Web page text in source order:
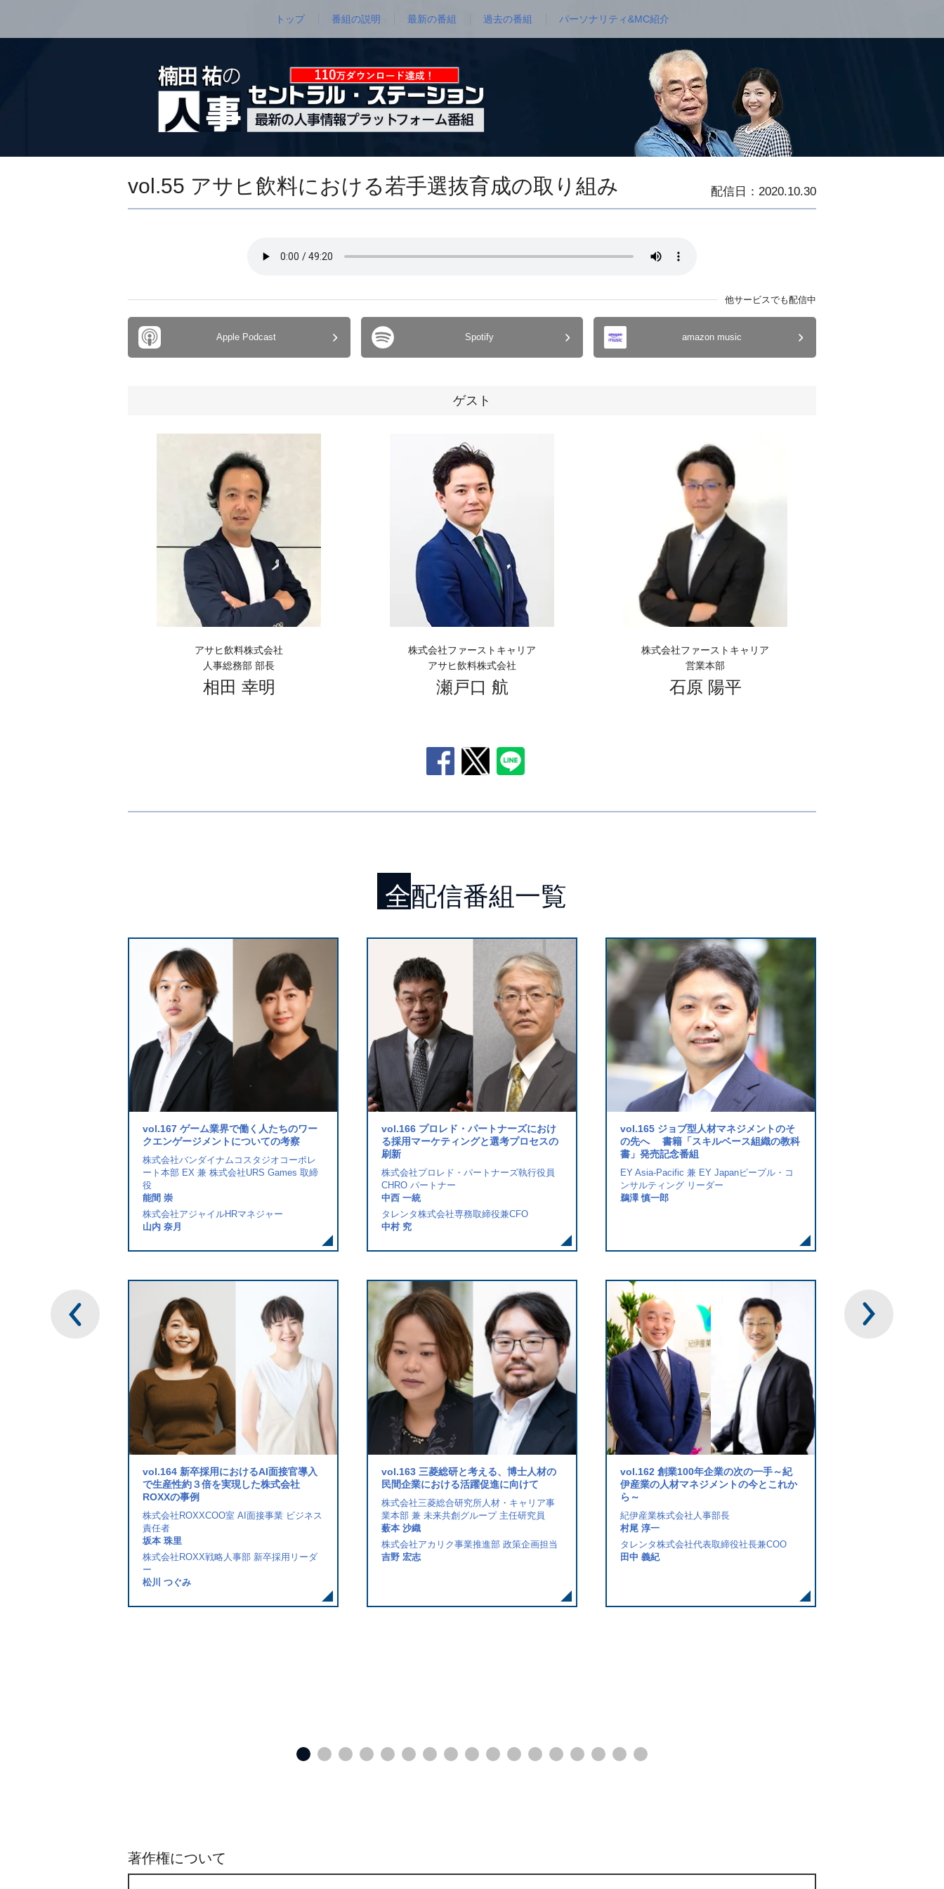
トップ 番組の説明 最新の番組 過去の番組 パーソナリティ&MC紹介
vol.55 アサヒ飲料における若手選抜育成の取り組み 配信日：2020.10.30
他サービスでも配信中
Apple Podcast Spotify amazon music
ゲスト
アサヒ飲料株式会社
人事総務部 部長
相田 幸明
株式会社ファーストキャリア
アサヒ飲料株式会社
瀬戸口 航
株式会社ファーストキャリア
営業本部
石原 陽平
全配信番組一覧
vol.167 ゲーム業界で働く人たちのワー
クエンゲージメントについての考察
株式会社バンダイナムコスタジオコーポレ
ート本部 EX 兼 株式会社URS Games 取締
役
能間 崇
株式会社アジャイルHRマネジャー
山内 奈月
vol.166 プロレド・パートナーズにおけ
る採用マーケティングと選考プロセスの
刷新
株式会社プロレド・パートナーズ執行役員
CHRO パートナー
中西 一統
タレンタ株式会社専務取締役兼CFO
中村 究
vol.165 ジョブ型人材マネジメントのそ
の先へ 書籍「スキルベース組織の教科
書」発売記念番組
EY Asia-Pacific 兼 EY Japanピープル・コ
ンサルティング リーダー
鵜澤 慎一郎
vol.164 新卒採用におけるAI面接官導入
で生産性約３倍を実現した株式会社
ROXXの事例
株式会社ROXXCOO室 AI面接事業 ビジネス
責任者
坂本 珠里
株式会社ROXX戦略人事部 新卒採用リーダ
ー
松川 つぐみ
vol.163 三菱総研と考える、博士人材の
民間企業における活躍促進に向けて
株式会社三菱総合研究所人材・キャリア事
業本部 兼 未来共創グループ 主任研究員
薮本 沙織
株式会社アカリク事業推進部 政策企画担当
吉野 宏志
vol.162 創業100年企業の次の一手～紀
伊産業の人材マネジメントの今とこれか
ら～
紀伊産業株式会社人事部長
村尾 淳一
タレンタ株式会社代表取締役社長兼COO
田中 義紀
著作権について